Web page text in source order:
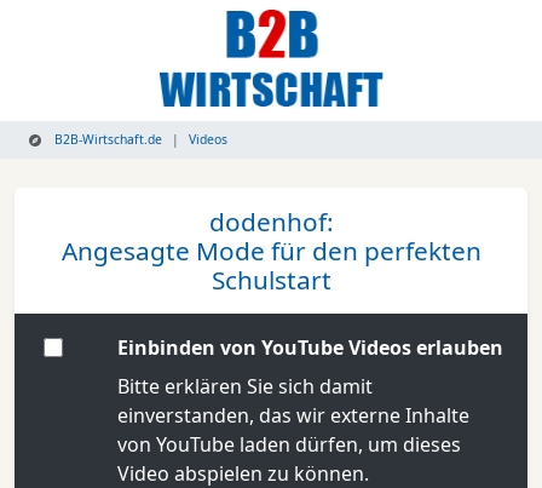
B2B-Wirtschaft.de Videos
dodenhof:
Angesagte Mode für den perfekten
Schulstart
Einbinden von YouTube Videos erlauben
Bitte erklären Sie sich damit
einverstanden, das wir externe Inhalte
von YouTube laden dürfen, um dieses
Video abspielen zu können.